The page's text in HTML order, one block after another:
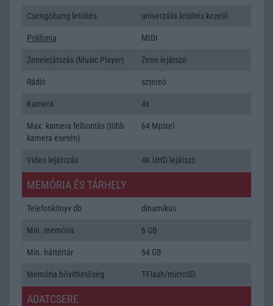
Csengőhang letöltés univerzális letöltés kezelõ
Polifonia MIDI
Zenelejátszás (Music Player) Zene lejátszó
Rádió sztereó
Kamera 4x
Max. kamera felbontás (több
kamera esetén)
64 Mpixel
Video lejátszás 4K UHD lejátszó
MEMÓRIA ÉS TÁRHELY
Telefonkönyv db dinamikus
Min. memória 6 GB
Min. háttértár 64 GB
Memória bővíthetőség T-Flash/microSD
ADATCSERE